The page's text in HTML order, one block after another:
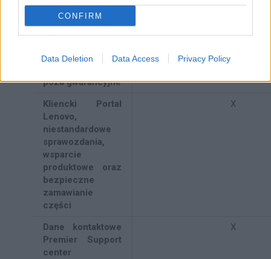
CONFIRM
Data Deletion Data Access Privacy Policy
(realizacja, ocena
usługi,
zgłoszenia
poza gwarancyjne
Kliencki Portal
Lenovo,
niestandardowe
sprawozdania,
wsparcie
produktowe oraz
bezpieczne
zamawianie
części
X
Dane kontaktowe
Premier Support
center
X